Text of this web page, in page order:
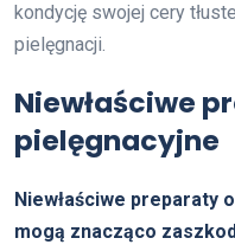
kondycję swojej cery
pielęgnacji.
Niewłaściwe
pielęgnacyjne
Niewłaściwe preparaty
mogą znacząco